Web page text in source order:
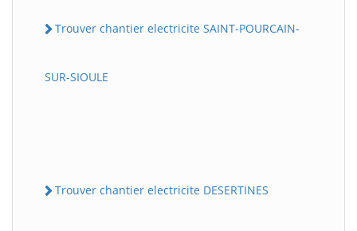
Trouver chantier electricite SAINT-POURCAIN-
SUR-SIOULE
Trouver chantier electricite DESERTINES